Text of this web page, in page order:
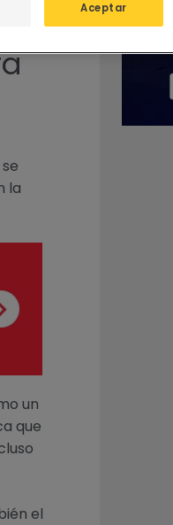
la
un
que
el
Aceptar